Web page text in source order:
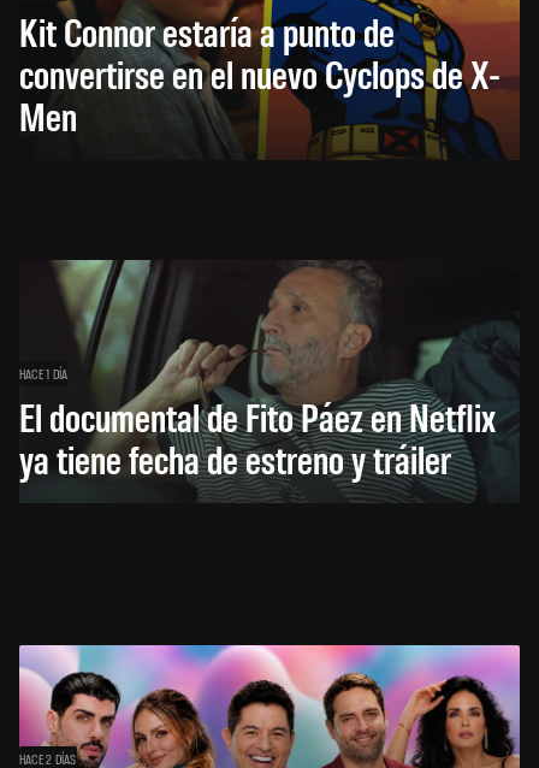
Kit Connor estaría a punto de
convertirse en el nuevo Cyclops de X-
Men
HACE 1 DÍA
El documental de Fito Páez en Netflix
ya tiene fecha de estreno y tráiler
HACE 2 DÍAS